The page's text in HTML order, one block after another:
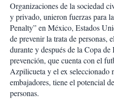
Organizaciones de la sociedad
y privado, unieron fuerzas para
Penalty” en México, Estados
de prevenir la trata de personas,
durante y después de la Copa
prevención, que cuenta con el
Azpilicueta y el ex seleccionado
embajadores, tiene el potencial
personas.